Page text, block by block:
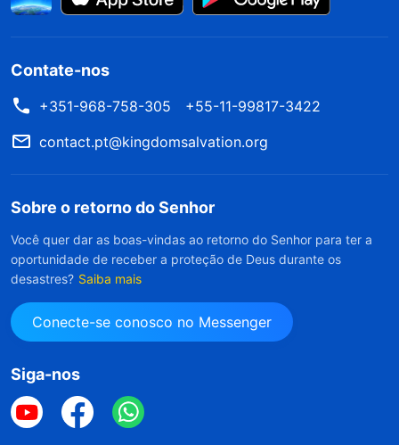
Contate-nos
+351-968-758-305
+55-11-99817-3422
contact.pt@kingdomsalvation.org
Sobre o retorno do Senhor
Você quer dar as boas-vindas ao retorno do Senhor para ter a
oportunidade de receber a proteção de Deus durante os
desastres? Saiba mais
Conecte-se conosco no Messenger
Siga-nos